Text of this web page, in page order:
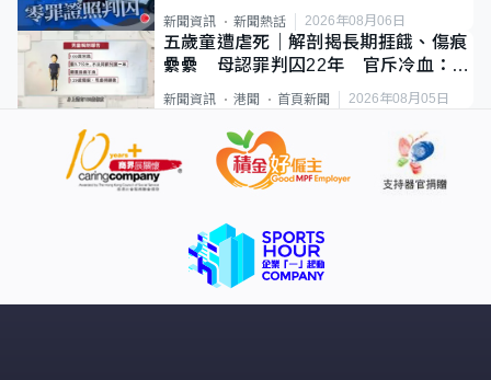
新聞資訊 新聞熱話 2026年08月06日
五歲童遭虐死｜解剖揭長期捱餓、傷痕
纍纍 母認罪判囚22年 官斥冷血：同
類案最惡劣
新聞資訊 港聞 首頁新聞 2026年08月05日